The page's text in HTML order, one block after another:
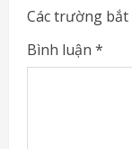
R
e
Các trường
Bình luận *